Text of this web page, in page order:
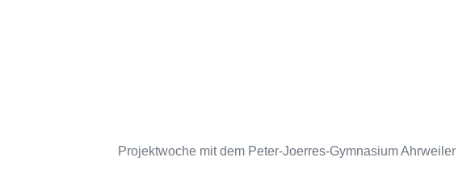
Projektwoche mit dem Peter-Joerres-Gymnasium Ahrweiler